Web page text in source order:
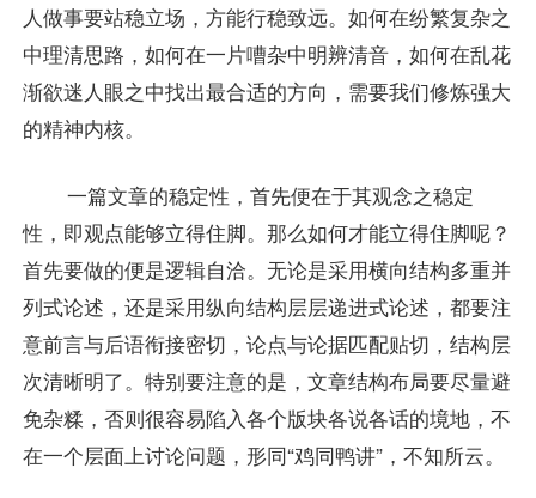
人做事要站稳立场，方能行稳致远。如何在纷繁复杂之
中理清思路，如何在一片嘈杂中明辨清音，如何在乱花
渐欲迷人眼之中找出最合适的方向，需要我们修炼强大
的精神内核。
一篇文章的稳定性，首先便在于其观念之稳定
性，即观点能够立得住脚。那么如何才能立得住脚呢？
首先要做的便是逻辑自洽。无论是采用横向结构多重并
列式论述，还是采用纵向结构层层递进式论述，都要注
意前言与后语衔接密切，论点与论据匹配贴切，结构层
次清晰明了。特别要注意的是，文章结构布局要尽量避
免杂糅，否则很容易陷入各个版块各说各话的境地，不
在一个层面上讨论问题，形同“鸡同鸭讲”，不知所云。